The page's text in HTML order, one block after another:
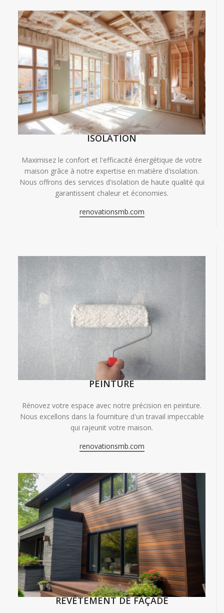
ISOLATION
Maximisez le confort et l'efficacité énergétique de votre
maison grâce à notre expertise en matière d'isolation.
Nous offrons des services d'isolation de haute qualité qui
garantissent chaleur et économies.
renovationsmb.com
PEINTURE
Rénovez votre espace avec notre précision en peinture.
Nous excellons dans la fourniture d'un travail impeccable
qui rajeunit votre maison.
renovationsmb.com
REVÊTEMENT DE FAÇADE